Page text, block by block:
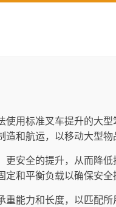
用标准叉车提升的大
和航运，以移动大型物
安全的提升，从而降
和平衡负载以确保安全
能力和长度，以匹配